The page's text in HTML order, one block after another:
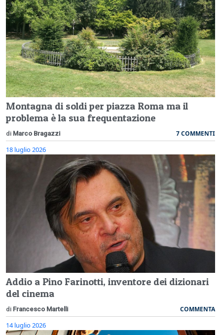
Montagna di soldi per piazza Roma ma il
problema è la sua frequentazione
di Marco Bragazzi 7 COMMENTI
18 luglio 2026
Addio a Pino Farinotti, inventore dei dizionari
del cinema
di Francesco Martelli COMMENTA
14 luglio 2026